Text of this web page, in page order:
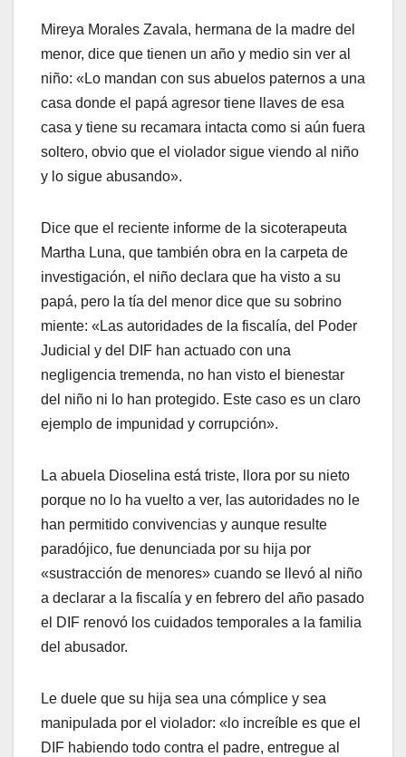
Mireya Morales Zavala, hermana de la madre del
menor, dice que tienen un año y medio sin ver al
niño: «Lo mandan con sus abuelos paternos a una
casa donde el papá agresor tiene llaves de esa
casa y tiene su recamara intacta como si aún fuera
soltero, obvio que el violador sigue viendo al niño
y lo sigue abusando».
Dice que el reciente informe de la sicoterapeuta
Martha Luna, que también obra en la carpeta de
investigación, el niño declara que ha visto a su
papá, pero la tía del menor dice que su sobrino
miente: «Las autoridades de la fiscalía, del Poder
Judicial y del DIF han actuado con una
negligencia tremenda, no han visto el bienestar
del niño ni lo han protegido. Este caso es un claro
ejemplo de impunidad y corrupción».
La abuela Dioselina está triste, llora por su nieto
porque no lo ha vuelto a ver, las autoridades no le
han permitido convivencias y aunque resulte
paradójico, fue denunciada por su hija por
«sustracción de menores» cuando se llevó al niño
a declarar a la fiscalía y en febrero del año pasado
el DIF renovó los cuidados temporales a la familia
del abusador.
Le duele que su hija sea una cómplice y sea
manipulada por el violador: «lo increíble es que el
DIF habiendo todo contra el padre, entregue al